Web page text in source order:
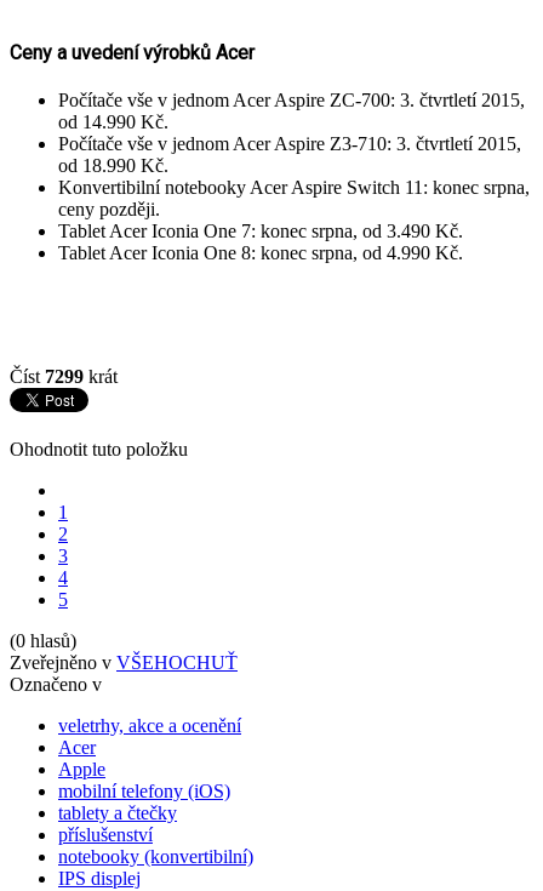
Ceny a uvedení výrobků Acer
Počítače vše v jednom Acer Aspire ZC-700: 3. čtvrtletí 2015,
od 14.990 Kč.
Počítače vše v jednom Acer Aspire Z3-710: 3. čtvrtletí 2015,
od 18.990 Kč.
Konvertibilní notebooky Acer Aspire Switch 11: konec srpna,
ceny později.
Tablet Acer Iconia One 7: konec srpna, od 3.490 Kč.
Tablet Acer Iconia One 8: konec srpna, od 4.990 Kč.
Číst 7299 krát
Ohodnotit tuto položku
1
2
3
4
5
(0 hlasů)
Zveřejněno v VŠEHOCHUŤ
Označeno v
veletrhy, akce a ocenění
Acer
Apple
mobilní telefony (iOS)
tablety a čtečky
příslušenství
notebooky (konvertibilní)
IPS displej